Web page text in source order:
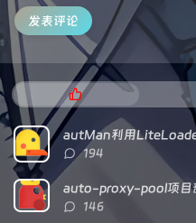
发表评论
热
门
文
章
autMan利用
评
数：
194
auto-proxy-pool项目
评
146